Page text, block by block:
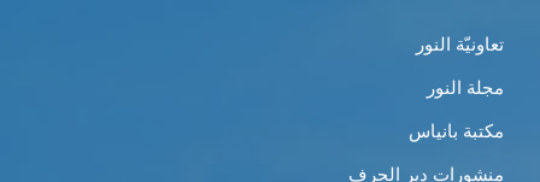
تعاونيّة النور
مجلة النور
مكتبة بانياس
منشورات دير الحرف